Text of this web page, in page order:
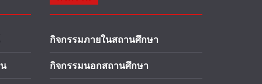
กิจกรรมภายในสถานศึกษา
กิจกรรมนอกสถานศึกษา